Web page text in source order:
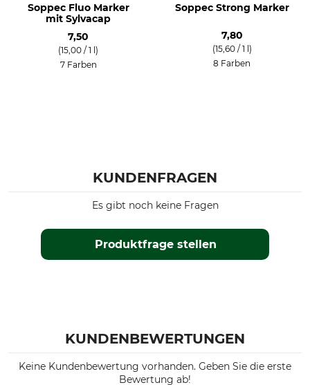
Soppec Fluo Marker
mit Sylvacap
7,50
(15,00 / 1 l)
7 Farben
Soppec Strong Marker
7,80
(15,60 / 1 l)
8 Farben
KUNDENFRAGEN
Produktfrage stellen
Es gibt noch keine Fragen
KUNDENBEWERTUNGEN
Keine Kundenbewertung vorhanden. Geben Sie die erste
Bewertung ab!